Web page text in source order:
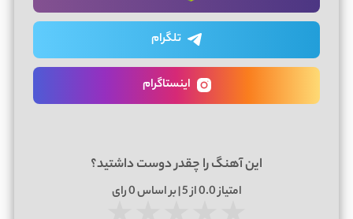
تلگرام
اینستاگرام
این آهنگ را چقدر دوست داشتید؟
امتیاز0.0از 5 | بر اساس 0رای